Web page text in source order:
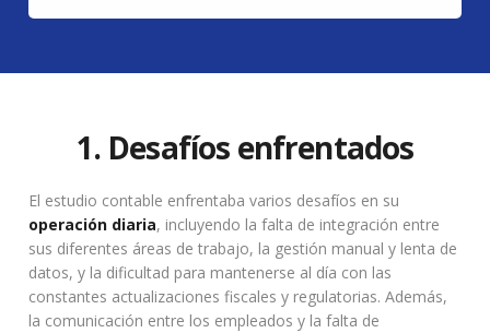
1. Desafíos enfrentados
El estudio contable enfrentaba varios desafíos en su
operación diaria, incluyendo la falta de integración entre
sus diferentes áreas de trabajo, la gestión manual y lenta de
datos, y la dificultad para mantenerse al día con las
constantes actualizaciones fiscales y regulatorias. Además,
la comunicación entre los empleados y la falta de